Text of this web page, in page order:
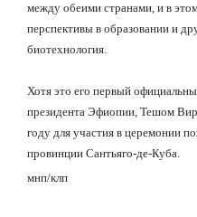
между обеими странами, и в
перспективы в образовании и
биотехнология.
Хотя это его первый
президента Эфиопии, Тешом
году для участия в церемонии
провинции Сантьяго-де-Куба.
мнп/клп